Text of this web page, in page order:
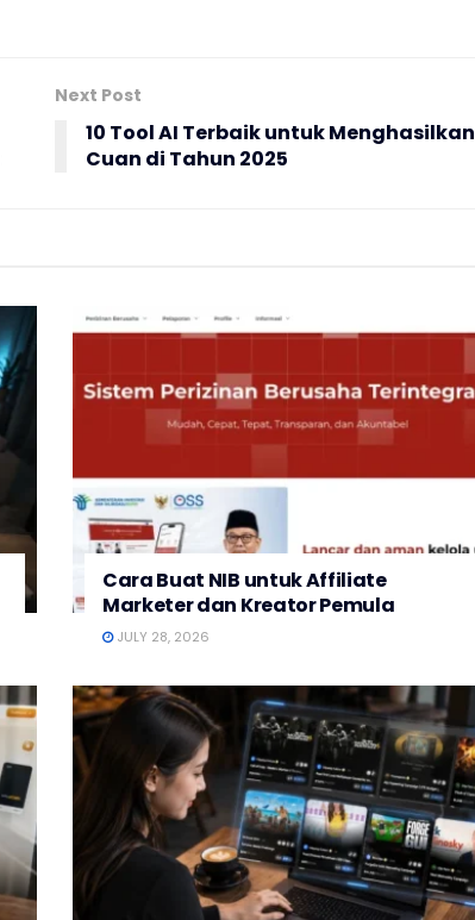
Next Post
10 Tool AI Terbaik untuk Menghasilkan
Cuan di Tahun 2025
Cara Buat NIB untuk Affiliate
Marketer dan Kreator Pemula
JULY 28, 2026